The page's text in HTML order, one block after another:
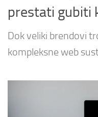
prestati gubiti
Dok veliki brendovi
kompleksne web